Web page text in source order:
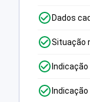
Dados
Situação